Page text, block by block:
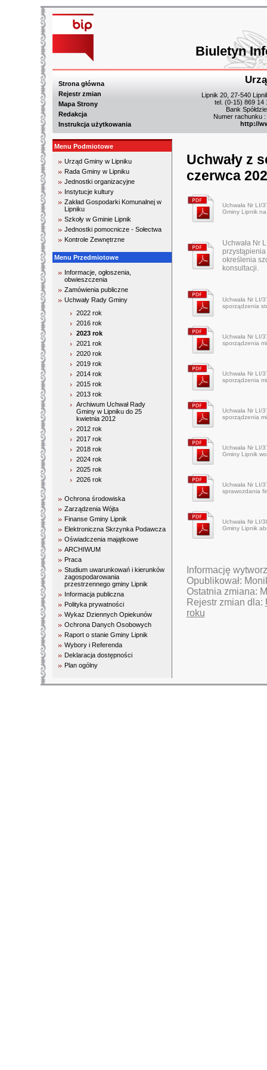
Biuletyn
Strona główna
Rejestr zmian
Mapa Strony
Redakcja
Instrukcja użytkowania
Lipnik 20, 27-540
tel. (0-15) 869 14
Bank
Numer rachunku
http://
Menu Podmiotowe
Urząd Gminy w Lipniku
Rada Gminy w Lipniku
Jednostki organizacyjne
Instytucje kultury
Zakład Gospodarki Komunalnej w
Lipniku
Szkoły w Gminie Lipnik
Jednostki pomocnicze - Sołectwa
Kontrole Zewnętrzne
Menu Przedmiotowe
Informacje, ogłoszenia,
obwieszczenia
Zamówienia publiczne
Uchwały Rady Gminy
2022 rok
2016 rok
2023 rok
2021 rok
2020 rok
2019 rok
2014 rok
2015 rok
2013 rok
Archiwum Uchwał Rady
Gminy w Lipniku do 25
kwietnia 2012
2012 rok
2017 rok
2018 rok
2024 rok
2025 rok
2026 rok
Ochrona środowiska
Zarządzenia Wójta
Finanse Gminy Lipnik
Elektroniczna Skrzynka Podawcza
Oświadczenia majątkowe
ARCHIWUM
Praca
Studium uwarunkowań i kierunków
zagospodarowania
przestrzennego gminy Lipnik
Informacja publiczna
Polityka prywatności
Wykaz Dziennych Opiekunów
Ochrona Danych Osobowych
Raport o stanie Gminy Lipnik
Wybory i Referenda
Deklaracja dostępności
Plan ogólny
Uchwały z
czerwca
Uchwała Nr LI/
Gminy Lipnik
Uchwała Nr
określenia
konsultacji.
Uchwała Nr LI/
sporządzenia
Uchwała Nr LI/
sporządzenia
Uchwała Nr LI/
sporządzenia
Uchwała Nr LI/
sporządzenia
Uchwała Nr LI/
Gminy Lipnik
Uchwała Nr LI/
sprawozdania
Uchwała Nr LI/
Gminy Lipnik
Informację
Opublikował:
Ostatnia zmiana:
Rejestr zmian dla:
roku